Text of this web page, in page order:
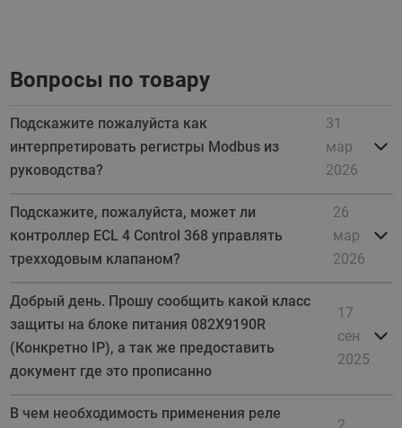
Вопросы по товару
Подскажите пожалуйста как
интерпретировать регистры Modbus из
руководства?
31
мар
2026
Подскажите, пожалуйста, может ли
контроллер ECL 4 Control 368 управлять
трехходовым клапаном?
26
мар
2026
Добрый день. Прошу сообщить какой класc
защиты на блоке питания 082X9190R
(Конкретно IP), а так же предоставить
документ где это прописанно
17
сен
2025
В чем необходимость применения реле